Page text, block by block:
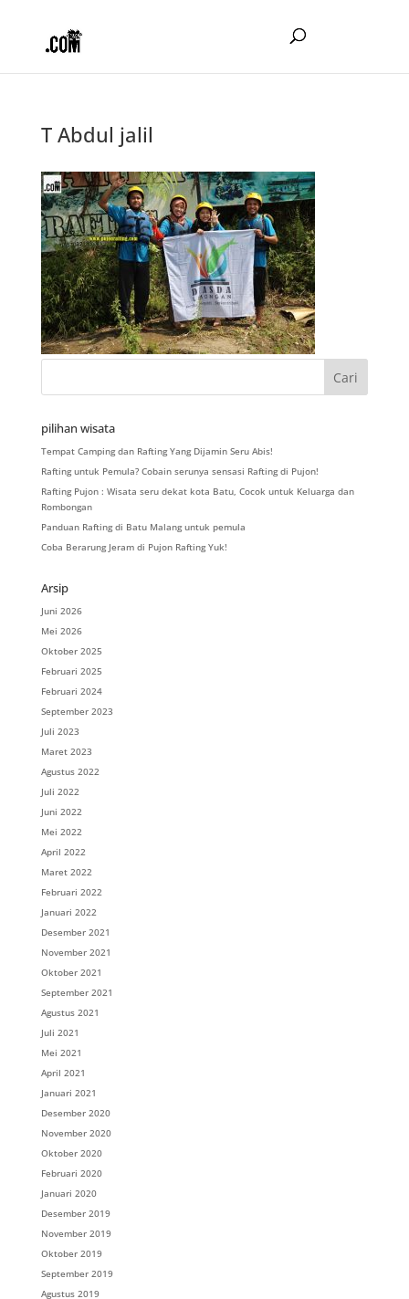
T Abdul jalil
pilihan wisata
Tempat Camping dan Rafting Yang Dijamin Seru Abis!
Rafting untuk Pemula? Cobain serunya sensasi Rafting di Pujon!
Rafting Pujon : Wisata seru dekat kota Batu, Cocok untuk Keluarga dan
Rombongan
Panduan Rafting di Batu Malang untuk pemula
Coba Berarung Jeram di Pujon Rafting Yuk!
Arsip
Juni 2026
Mei 2026
Oktober 2025
Februari 2025
Februari 2024
September 2023
Juli 2023
Maret 2023
Agustus 2022
Juli 2022
Juni 2022
Mei 2022
April 2022
Maret 2022
Februari 2022
Januari 2022
Desember 2021
November 2021
Oktober 2021
September 2021
Agustus 2021
Juli 2021
Mei 2021
April 2021
Januari 2021
Desember 2020
November 2020
Oktober 2020
Februari 2020
Januari 2020
Desember 2019
November 2019
Oktober 2019
September 2019
Agustus 2019